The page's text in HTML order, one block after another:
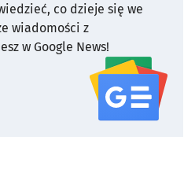
co dzieje się we
wiadomości z
w Google News!
serwisu